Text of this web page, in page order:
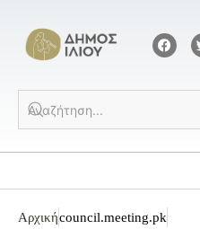
Αρχικήcouncil.meeting.pk